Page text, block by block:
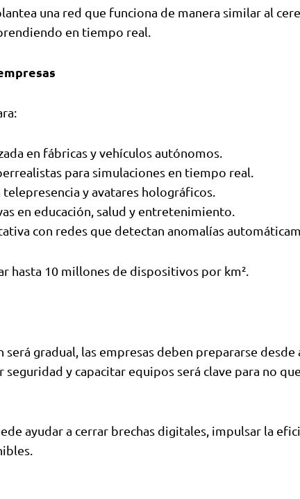
una red que funciona de manera similar al
en tiempo real.
en fábricas y vehículos autónomos.
para simulaciones en tiempo real.
y avatares holográficos.
en educación, salud y entretenimiento.
con redes que detectan anomalías
hasta 10 millones de dispositivos por km².
gradual, las empresas deben prepararse desde
y capacitar equipos será clave para no
ayudar a cerrar brechas digitales, impulsar la